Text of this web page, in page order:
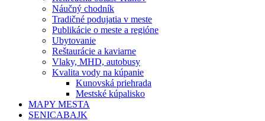
Náučný chodník
Tradičné podujatia v meste
Publikácie o meste a regióne
Ubytovanie
Reštaurácie a kaviarne
Vlaky, MHD, autobusy
Kvalita vody na kúpanie
Kunovská priehrada
Mestské kúpalisko
MAPY MESTA
SENICABAJK